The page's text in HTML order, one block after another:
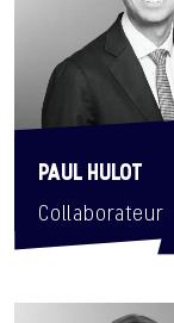
PAUL HULOT
Collaborateur